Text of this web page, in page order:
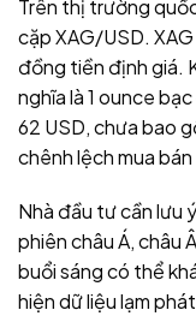
Trên thị trường
cặp XAG/USD.
đồng tiền định giá.
nghĩa là 1 ounce
62 USD, chưa bao
chênh lệch mua
Nhà đầu tư cần lưu
phiên châu Á, châu
buổi sáng có thể
hiện dữ liệu lạm